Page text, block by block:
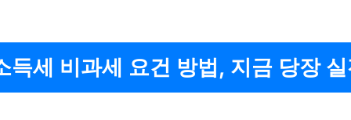
득세 비과세 요건 방법, 지금 당장